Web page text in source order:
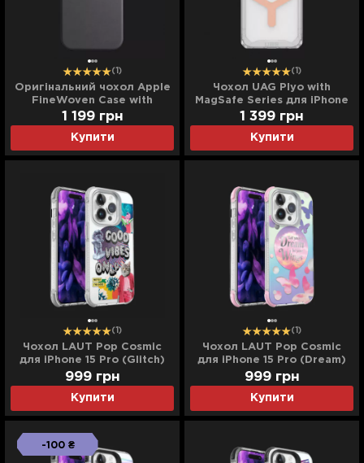
(1)
Оригінальний чохол Apple
FineWoven Case with
MagSafe для iPhone 15 Pro
(Black) (MT4H3)
Купити
1 199 грн
(1)
Чохол UAG Plyo with
MagSafe Series для iPhone
15 Pro (Ice/Rose Gold)
Купити
1 399 грн
(1)
Чохол LAUT Pop Cosmic
для iPhone 15 Pro (Glitch)
Купити
999 грн
(1)
Чохол LAUT Pop Cosmic
для iPhone 15 Pro (Dream)
Купити
999 грн
-100 ₴